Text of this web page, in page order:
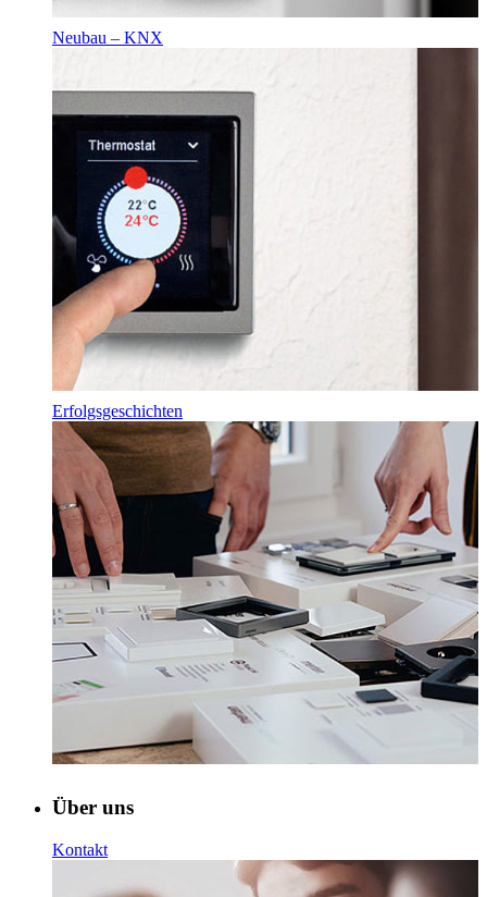
Neubau – KNX
Erfolgsgeschichten
Über uns
Kontakt